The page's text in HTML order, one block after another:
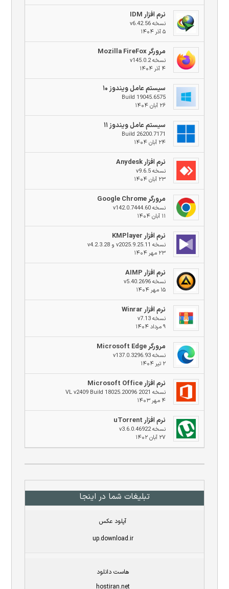
نرم افزار IDM
نسخه v6.42.56
۵ آذر ۱۴۰۴
مرورگر Mozilla FireFox
نسخه v145.0.2
۴ آذر ۱۴۰۴
سیستم عامل ویندوز ۱۰
Build 19045.6575
۲۶ آبان ۱۴۰۴
سیستم عامل ویندوز ۱۱
Build 26200.7171
۲۴ آبان ۱۴۰۴
نرم افزار Anydesk
نسخه v9.6.5
۲۳ آبان ۱۴۰۴
مرورگر Google Chrome
نسخه v142.0.7444.60
۱۱ آبان ۱۴۰۴
نرم افزار KMPlayer
نسخه v2025.9.25.11 و v4.2.3.28
۲۳ مهر ۱۴۰۴
نرم افزار AIMP
نسخه v5.40.2696
۱۵ مهر ۱۴۰۴
نرم افزار Winrar
نسخه v7.13
۹ مرداد ۱۴۰۴
مرورگر Microsoft Edge
نسخه v137.0.3296.93
۲ تیر ۱۴۰۴
نرم افزار Microsoft Office
نسخه 2021 VL v2409 Build 18025.20096
۴ مهر ۱۴۰۳
نرم افزار uTorrent
نسخه v3.6.0.46922
۲۷ آبان ۱۴۰۲
تبلیغات شما در اینجا
آپلود عکس
up.download.ir
هاست دانلود
hostiran.net